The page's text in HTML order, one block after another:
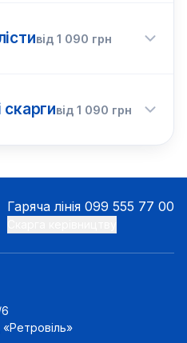
від 1 090 грн
скаргивід1 090 грн
Гаряча лінія 099 555 77 00